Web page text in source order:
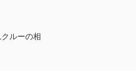
ルーの相